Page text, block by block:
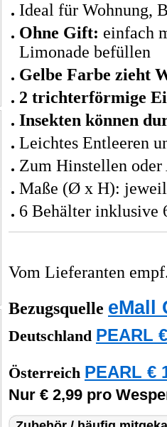
Ideal für Wohnung,
Ohne Gift: einfach
Limonade befüllen
Gelbe Farbe zieht
2 trichterförmige
Insekten können
Leichtes Entleeren
Zum Hinstellen oder
Maße (Ø x H):
6 Behälter inklusive
Vom Lieferanten
Bezugsquelle eMall
Deutschland PEARL
Österreich PEARL €
Nur € 2,99 pro